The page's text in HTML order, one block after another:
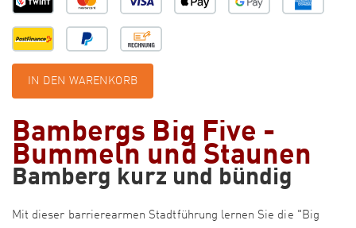
IN DEN WARENKORB
Bambergs Big Five -
Bummeln und Staunen
Bamberg kurz und bündig
Mit dieser barrierearmen Stadtführung lernen Sie die "Big